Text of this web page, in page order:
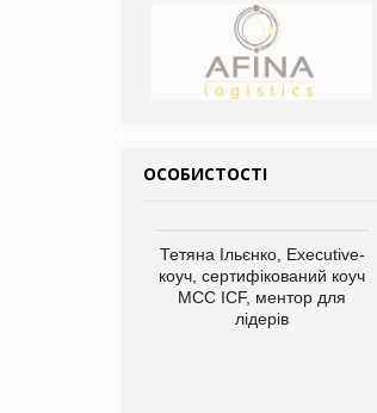
ОСОБИСТОСТІ
Тетяна Ільєнко, Executive-
коуч, сертифікований коуч
МСС ICF, ментор для
лідерів